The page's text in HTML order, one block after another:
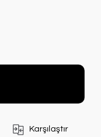
Karşılaştır